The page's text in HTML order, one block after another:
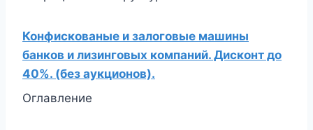
Конфискованые и залоговые машины
банков и лизинговых компаний. Дисконт до
40%. (без аукционов).
Оглавление